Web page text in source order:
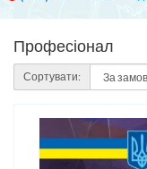
Професіонал
Сортувати: